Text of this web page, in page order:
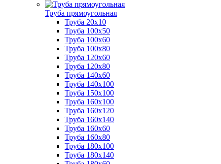
Труба прямоугольная
Труба 20x10
Труба 100x50
Труба 100x60
Труба 100x80
Труба 120x60
Труба 120x80
Труба 140x60
Труба 140x100
Труба 150x100
Труба 160x100
Труба 160x120
Труба 160x140
Труба 160x60
Труба 160x80
Труба 180x100
Труба 180x140